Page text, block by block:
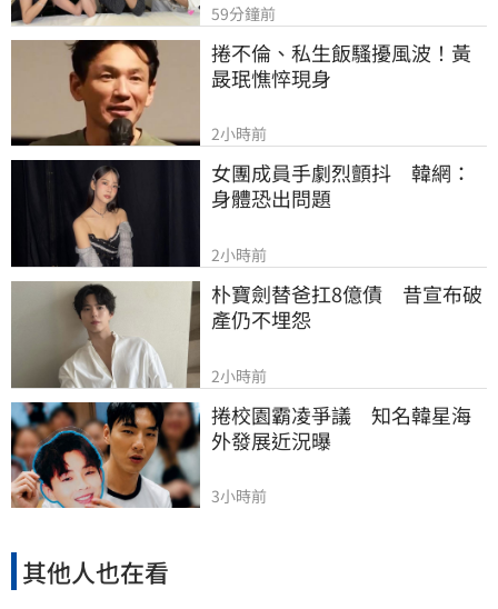
59分鐘前
捲不倫、私生飯騷擾風波！黃
晸珉憔悴現身
2小時前
女團成員手劇烈顫抖　韓網：
身體恐出問題
2小時前
朴寶劍替爸扛8億債　昔宣布破
產仍不埋怨
2小時前
捲校園霸凌爭議　知名韓星海
外發展近況曝
3小時前
其他人也在看